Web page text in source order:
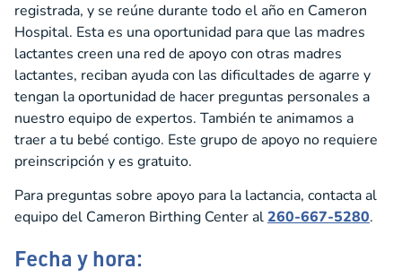
registrada, y se reúne durante todo el año en Cameron
Hospital. Esta es una oportunidad para que las madres
lactantes creen una red de apoyo con otras madres
lactantes, reciban ayuda con las dificultades de agarre y
tengan la oportunidad de hacer preguntas personales a
nuestro equipo de expertos. También te animamos a
traer a tu bebé contigo. Este grupo de apoyo no requiere
preinscripción y es gratuito.
Para preguntas sobre apoyo para la lactancia, contacta al
equipo del Cameron Birthing Center al260-667-5280.
Fecha y hora: